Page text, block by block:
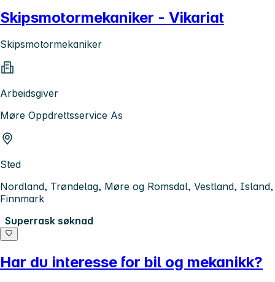
Skipsmotormekaniker - Vikariat
Skipsmotormekaniker
Arbeidsgiver
Møre Oppdrettsservice As
Sted
Nordland, Trøndelag, Møre og Romsdal, Vestland, Island,
Finnmark
Superrask søknad
Har du interesse for bil og mekanikk?